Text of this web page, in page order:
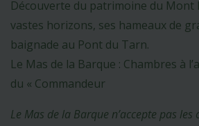
Découverte du patrimoine du Mont
vastes horizons, ses hameaux de
baignade au Pont du Tarn.
Le Mas de la Barque : Chambres à
du « Commandeur
Le Mas de la Barque n’accepte pas